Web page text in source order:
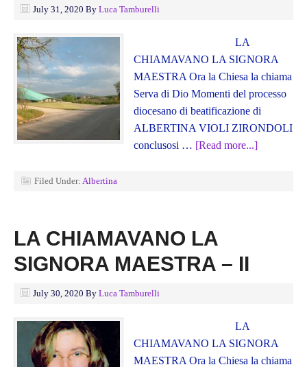
July 31, 2020 By Luca Tamburelli
LA
CHIAMAVANO LA SIGNORA
MAESTRA Ora la Chiesa la chiama
Serva di Dio Momenti del processo
diocesano di beatificazione di
ALBERTINA VIOLI ZIRONDOLI
conclusosi … [Read more...]
Filed Under: Albertina
LA CHIAMAVANO LA
SIGNORA MAESTRA – II
July 30, 2020 By Luca Tamburelli
LA
CHIAMAVANO LA SIGNORA
MAESTRA Ora la Chiesa la chiama